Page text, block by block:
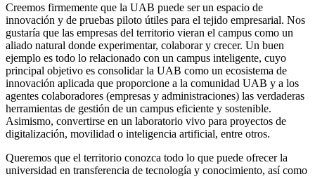
Creemos firmemente que la UAB puede ser un espacio de
innovación y de pruebas piloto útiles para el tejido empresarial. Nos
gustaría que las empresas del territorio vieran el campus como un
aliado natural donde experimentar, colaborar y crecer. Un buen
ejemplo es todo lo relacionado con un campus inteligente, cuyo
principal objetivo es consolidar la UAB como un ecosistema de
innovación aplicada que proporcione a la comunidad UAB y a los
agentes colaboradores (empresas y administraciones) las verdaderas
herramientas de gestión de un campus eficiente y sostenible.
Asimismo, convertirse en un laboratorio vivo para proyectos de
digitalización, movilidad o inteligencia artificial, entre otros.
Queremos que el territorio conozca todo lo que puede ofrecer la
universidad en transferencia de tecnología y conocimiento, así como